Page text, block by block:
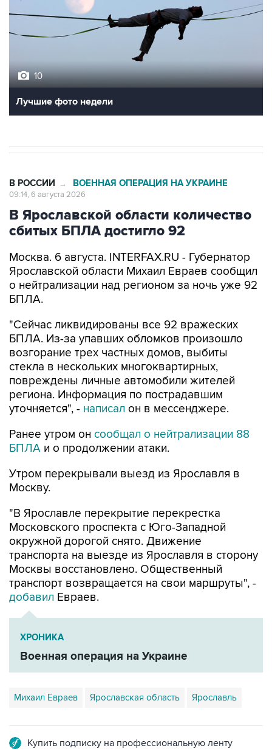
10
Лучшие фото недели
В РОССИИ → ВОЕННАЯ ОПЕРАЦИЯ НА УКРАИНЕ
09:14, 6 августа 2026
В Ярославской области количество
сбитых БПЛА достигло 92
Москва. 6 августа. INTERFAX.RU - Губернатор
Ярославской области Михаил Евраев сообщил
о нейтрализации над регионом за ночь уже 92
БПЛА.
"Сейчас ликвидированы все 92 вражеских
БПЛА. Из-за упавших обломков произошло
возгорание трех частных домов, выбиты
стекла в нескольких многоквартирных,
повреждены личные автомобили жителей
региона. Информация по пострадавшим
уточняется", - написал он в мессенджере.
Ранее утром он сообщал о нейтрализации 88
БПЛА и о продолжении атаки.
Утром перекрывали выезд из Ярославля в
Москву.
"В Ярославле перекрытие перекрестка
Московского проспекта с Юго-Западной
окружной дорогой снято. Движение
транспорта на выезде из Ярославля в сторону
Москвы восстановлено. Общественный
транспорт возвращается на свои маршруты", -
добавил Евраев.
ХРОНИКА
Военная операция на Украине
Михаил Евраев Ярославская область Ярославль
Купить подписку на профессиональную ленту